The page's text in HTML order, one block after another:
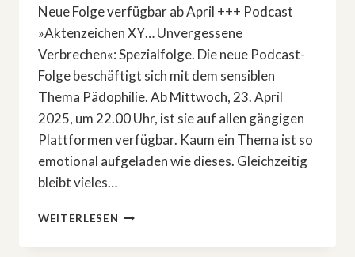
Neue Folge verfügbar ab April +++ Podcast
»Aktenzeichen XY… Unvergessene
Verbrechen«: Spezialfolge. Die neue Podcast-
Folge beschäftigt sich mit dem sensiblen
Thema Pädophilie. Ab Mittwoch, 23. April
2025, um 22.00 Uhr, ist sie auf allen gängigen
Plattformen verfügbar. Kaum ein Thema ist so
emotional aufgeladen wie dieses. Gleichzeitig
bleibt vieles…
WEITERLESEN PODCAST
XY…